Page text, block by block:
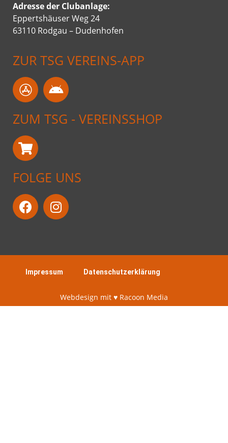
Adresse der Clubanlage:
Eppertshäuser Weg 24
63110 Rodgau – Dudenhofen
ZUR TSG VEREINS-APP
ZUM TSG - VEREINSSHOP
FOLGE UNS
Impressum Datenschutzerklärung
Webdesign mit ♥︎ Racoon Media